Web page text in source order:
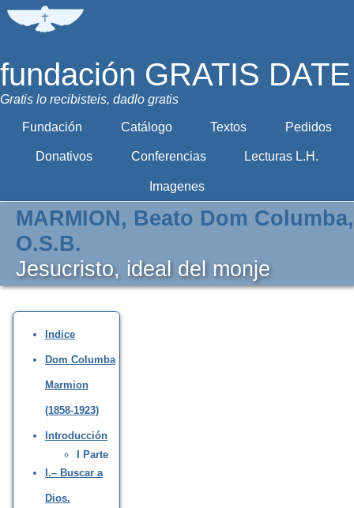
fundación GRATIS DATE
Gratis lo recibisteis, dadlo gratis
Fundación Catálogo Textos Pedidos
Donativos Conferencias Lecturas L.H.
Imagenes
MARMION, Beato Dom Columba,
O.S.B.
Jesucristo, ideal del monje
Indice
Dom Columba
Marmion
(1858-1923)
Introducción
I Parte
I.– Buscar a
Dios.